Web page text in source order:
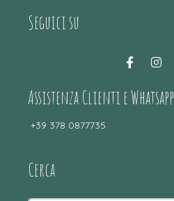
Seguici su
Assistenza Clienti e Whatsapp
+39 378 0877735
Cerca